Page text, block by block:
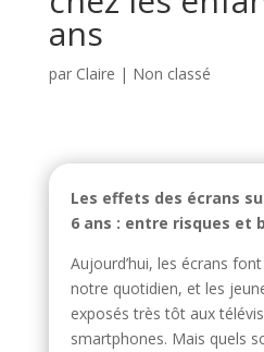
ans
par Claire | Non classé
Les effets des écrans
6 ans : entre risques et
Aujourd’hui, les écrans
notre quotidien, et les
exposés très tôt aux
smartphones. Mais quels